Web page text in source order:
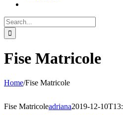
Search
for:
Fise Matricole
Home/Fise Matricole
Fise Matricoleadriana2019-12-